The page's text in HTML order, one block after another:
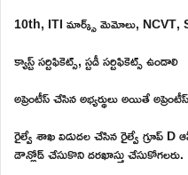
10th, ITI మార్క్స్ మెమోలు, NCVT,
క్యాస్ట్ సర్టిఫికెట్స్, స్టడీ సర్టిఫికెట్స్ ఉండాలి
అప్రెంటీస్ చేసిన అభ్యర్థులు అయితే
రైల్వే శాఖ విడుదల చేసిన రైల్వే గ్రూప్
డౌన్లోడ్ చేసుకొని దరఖాస్తు చేసుకోగలరు.